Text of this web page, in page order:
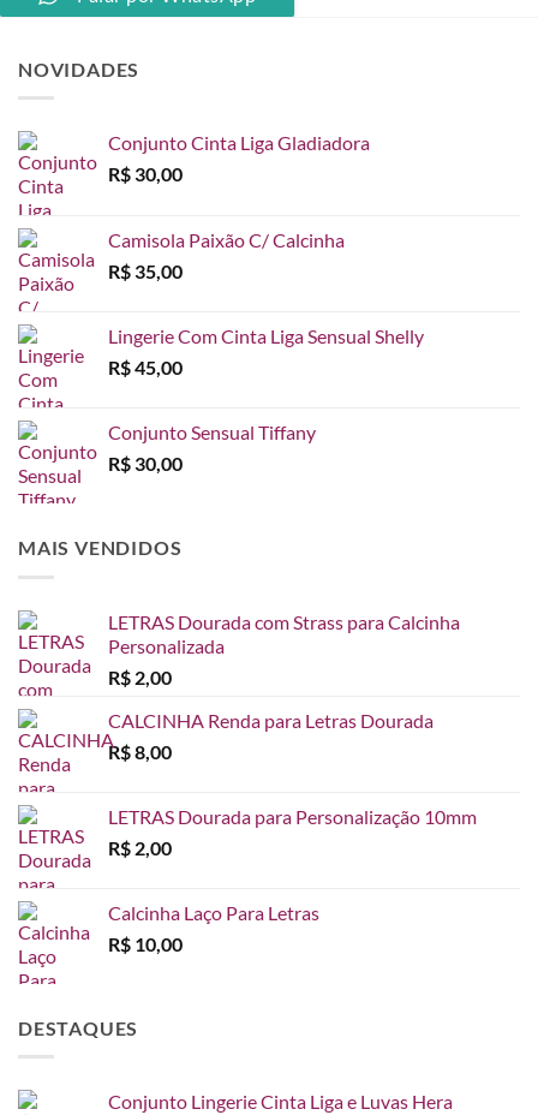
NOVIDADES
Conjunto Cinta Liga Gladiadora
R$ 30,00
Camisola Paixão C/ Calcinha
R$ 35,00
Lingerie Com Cinta Liga Sensual Shelly
R$45,00
Conjunto Sensual Tiffany
R$ 30,00
MAIS VENDIDOS
LETRAS Dourada com Strass para Calcinha
Personalizada
R$ 2,00
CALCINHA Renda para Letras Dourada
R$8,00
LETRAS Dourada para Personalização 10mm
R$ 2,00
Calcinha Laço Para Letras
R$ 10,00
DESTAQUES
Conjunto Lingerie Cinta Liga e Luvas Hera